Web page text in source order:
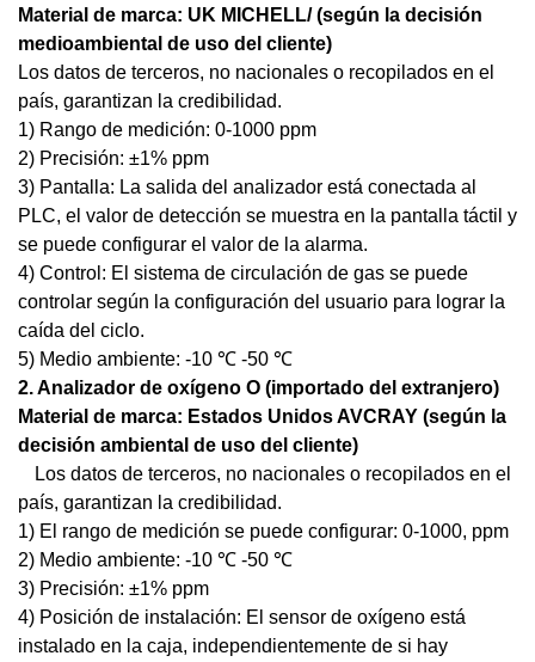
Material de marca: UK MICHELL/ (según la decisión
medioambiental de uso del cliente)
Los datos de terceros, no nacionales o recopilados en el
país, garantizan la credibilidad.
1) Rango de medición: 0-1000 ppm
2) Precisión: ±1% ppm
3) Pantalla: La salida del analizador está conectada al
PLC, el valor de detección se muestra en la pantalla táctil y
se puede configurar el valor de la alarma.
4) Control: El sistema de circulación de gas se puede
controlar según la configuración del usuario para lograr la
caída del ciclo.
5) Medio ambiente: -10 ℃ -50 ℃
2. Analizador de oxígeno O (importado del extranjero)
Material de marca: Estados Unidos AVCRAY (según la
decisión ambiental de uso del cliente)
Los datos de terceros, no nacionales o recopilados en el
país, garantizan la credibilidad.
1) El rango de medición se puede configurar: 0-1000, ppm
2) Medio ambiente: -10 ℃ -50 ℃
3) Precisión: ±1% ppm
4) Posición de instalación: El sensor de oxígeno está
instalado en la caja, independientemente de si hay